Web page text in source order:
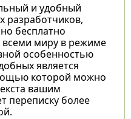
и удобный
разработчиков,
бесплатно
миру в режиме
особенностью
является
которой можно
вашим
переписку более